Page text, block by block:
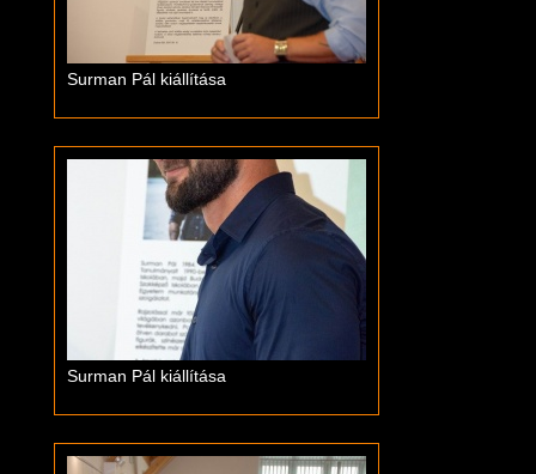
Surman Pál kiállítása
Surman Pál kiállítása